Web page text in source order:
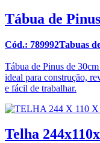
Tábua de
Cód.: 789992Tabuas
Tábua de Pinus de
ideal para construção,
e fácil de trabalhar.
Telha